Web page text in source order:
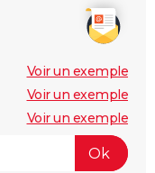
Voir un exemple
Voir un exemple
Voir un exemple